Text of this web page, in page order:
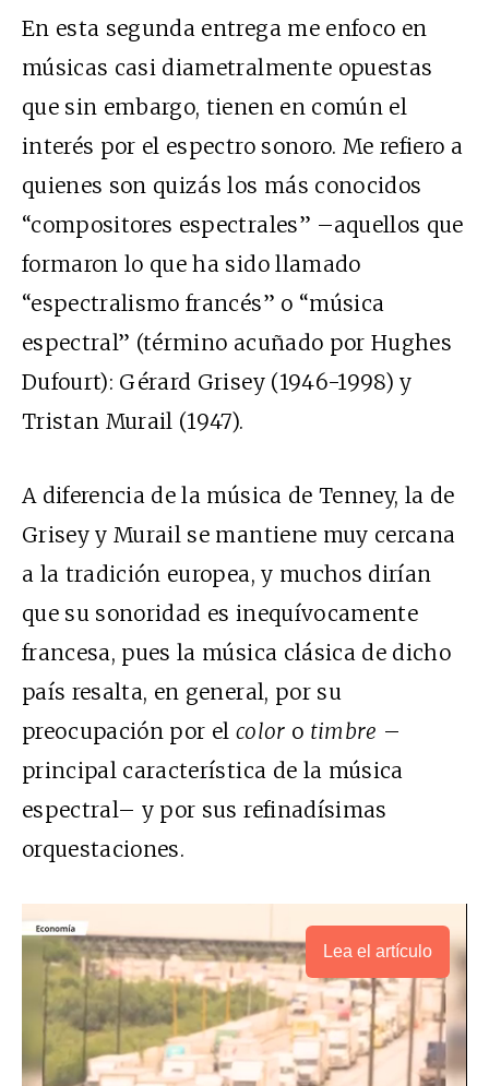
En esta segunda entrega me enfoco en
músicas casi diametralmente opuestas
que sin embargo, tienen en común el
interés por el espectro sonoro. Me refiero a
quienes son quizás los más conocidos
“compositores espectrales” –aquellos que
formaron lo que ha sido llamado
“espectralismo francés” o “música
espectral” (término acuñado por Hughes
Dufourt): Gérard Grisey (1946-1998) y
Tristan Murail (1947).
A diferencia de la música de Tenney, la de
Grisey y Murail se mantiene muy cercana
a la tradición europea, y muchos dirían
que su sonoridad es inequívocamente
francesa, pues la música clásica de dicho
país resalta, en general, por su
preocupación por el color o timbre –
principal característica de la música
espectral– y por sus refinadísimas
orquestaciones.
Lea el artículo